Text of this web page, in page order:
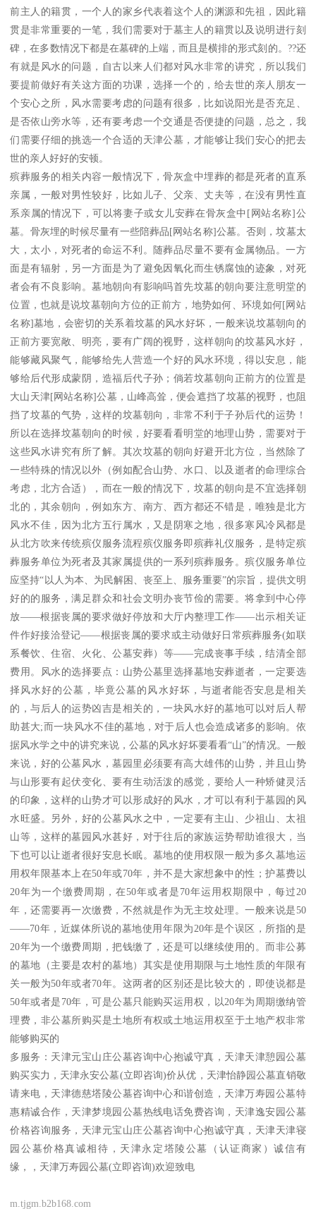
前主人的籍贯，一个人的家乡代表着这个人的渊源和先祖，因此籍
贯是非常重要的一笔，我们需要对于墓主人的籍贯以及说明进行刻
碑，在多数情况下都是在墓碑的上端，而且是横排的形式刻的。??还
有就是风水的问题，自古以来人们都对风水非常的讲究，所以我们
要提前做好有关这方面的功课，选择一个的，给去世的亲人朋友一
个安心之所，风水需要考虑的问题有很多，比如说阳光是否充足、
是否依山旁水等，还有要考虑一个交通是否便捷的问题，总之，我
们需要仔细的挑选一个合适的天津公墓，才能够让我们安心的把去
世的亲人好好的安顿。
殡葬服务的相关内容一般情况下，骨灰盒中埋葬的都是死者的直系
亲属，一般对男性较好，比如儿子、父亲、丈夫等，在没有男性直
系亲属的情况下，可以将妻子或女儿安葬在骨灰盒中[网站名称]公
墓。骨灰埋的时候尽量有一些陪葬品[网站名称]公墓。否则，坟墓太
大，太小，对死者的命运不利。随葬品尽量不要有金属物品。一方
面是有辐射，另一方面是为了避免因氧化而生锈腐蚀的迹象，对死
者会有不良影响。墓地朝向有影响吗首先坟墓的朝向要注意明堂的
位置，也就是说坟墓朝向方位的正前方，地势如何、环境如何[网站
名称]墓地，会密切的关系着坟墓的风水好坏，一般来说坟墓朝向的
正前方要宽敞、明亮，要有广阔的视野，这样朝向的坟墓风水好，
能够藏风聚气，能够给先人营造一个好的风水环境，得以安息，能
够给后代形成蒙阴，造福后代子孙；倘若坟墓朝向正前方的位置是
大山天津[网站名称]公墓，山峰高耸，便会遮挡了坟墓的视野，也阻
挡了坟墓的气势，这样的坟墓朝向，非常不利于子孙后代的运势！
所以在选择坟墓朝向的时候，好要看看明堂的地理山势，需要对于
这些风水讲究有所了解。其次坟墓的朝向好避开北方位，当然除了
一些特殊的情况以外（例如配合山势、水口、以及逝者的命理综合
考虑，北方合适），而在一般的情况下，坟墓的朝向是不宜选择朝
北的，其余朝向，例如东方、南方、西方都还不错是，唯独是北方
风水不佳，因为北方五行属水，又是阴寒之地，很多寒风冷风都是
从北方吹来传统殡仪服务流程殡仪服务即殡葬礼仪服务，是特定殡
葬服务单位为死者及其家属提供的一系列殡葬服务。殡仪服务单位
应坚持“以人为本、为民解困、丧至上、服务重要”的宗旨，提供文明
好的的服务，满足群众和社会文明办丧节俭的需要。将拿到中心停
放——根据丧属的要求做好停放和大厅内整理工作——出示相关证
件作好接洽登记——根据丧属的要求或主动做好日常殡葬服务(如联
系餐饮、住宿、火化、公墓安葬）等——完成丧事手续，结清全部
费用。风水的选择要点：山势公墓里选择墓地安葬逝者，一定要选
择风水好的公墓，毕竟公墓的风水好坏，与逝者能否安息是相关
的，与后人的运势凶吉是相关的，一块风水好的墓地可以对后人帮
助甚大;而一块风水不佳的墓地，对于后人也会造成诸多的影响。依
据风水学之中的讲究来说，公墓的风水好坏要看看“山”的情况。一般
来说，好的公墓风水，墓园里必须要有高大雄伟的山势，并且山势
与山形要有起伏变化、要有生动活泼的感觉，要给人一种矫健灵活
的印象，这样的山势才可以形成好的风水，才可以有利于墓园的风
水旺盛。另外，好的公墓风水之中，一定要有主山、少祖山、太祖
山等，这样的墓园风水甚好，对于往后的家族运势帮助谁很大，当
下也可以让逝者很好安息长眠。墓地的使用权限一般为多久墓地运
用权年限基本上在50年或70年，并不是大家想象中的性；护墓费以
20年为一个缴费周期，在50年或者是70年运用权期限中，每过20
年，还需要再一次缴费，不然就是作为无主坟处理。一般来说是50
——70年，近媒体所说的墓地使用年限为20年是个误区，所指的是
20年为一个缴费周期，把钱缴了，还是可以继续使用的。而非公募
的墓地（主要是农村的墓地）其实是使用期限与土地性质的年限有
关一般为50年或者70年。这两者的区别还是比较大的，即使说都是
50年或者是70年，可是公墓只能购买运用权，以20年为周期缴纳管
理费，非公墓所购买是土地所有权或土地运用权至于土地产权非常
能够购买的
多服务：天津元宝山庄公墓咨询中心抱诚守真，天津天津憩园公墓
购买实力，天津永安公墓(立即咨询)价从优，天津怡静园公墓直销敬
请来电，天津德慈塔陵公墓咨询中心和谐创造，天津万寿园公墓特
惠精诚合作，天津梦境园公墓热线电话免费咨询，天津逸安园公墓
价格咨询服务，天津元宝山庄公墓咨询中心抱诚守真，天津天津寝
园公墓价格真诚相待，天津永定塔陵公墓（认证商家）诚信有
缘，，天津万寿园公墓(立即咨询)欢迎致电
m.tjgm.b2b168.com